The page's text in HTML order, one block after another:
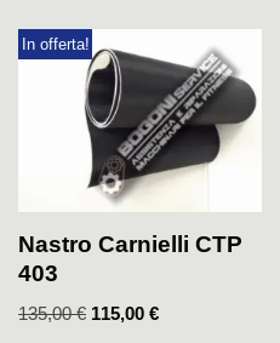
In offerta!
Nastro Carnielli CTP
403
135,00€ 115,00 €